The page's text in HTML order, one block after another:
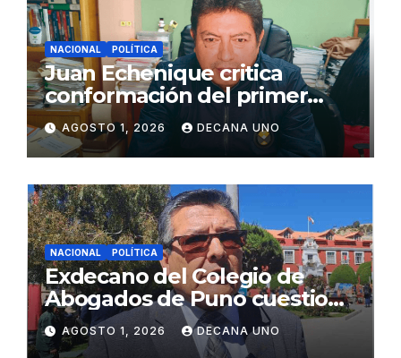
NACIONAL POLÍTICA
Juan Echenique critica
conformación del primer
gabinete ministerial de Keiko
Fujimori
AGOSTO 1, 2026 DECANA UNO
NACIONAL POLÍTICA
Exdecano del Colegio de
Abogados de Puno cuestiona
propuestas sobre seguridad
ciudadana
AGOSTO 1, 2026 DECANA UNO